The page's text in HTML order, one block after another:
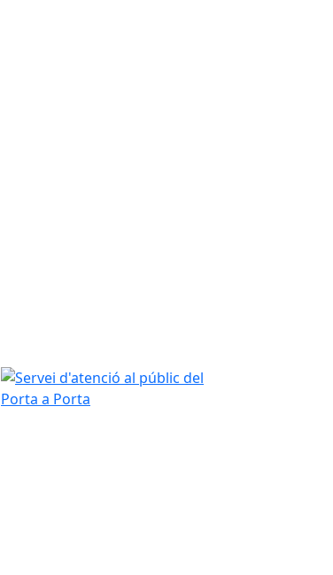
Servei d'atenció al públic del Porta a Porta